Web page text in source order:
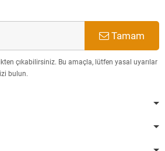
Tamam
çıkabilirsiniz. Bu amaçla, lütfen yasal uyarılar
bulun.